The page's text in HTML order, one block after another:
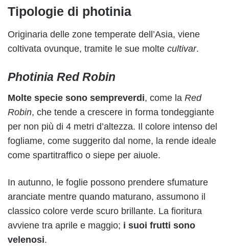
Tipologie di photinia
Originaria delle zone temperate dell’Asia, viene
coltivata ovunque, tramite le sue molte cultivar.
Photinia Red Robin
Molte specie sono sempreverdi, come la Red
Robin, che tende a crescere in forma tondeggiante
per non più di 4 metri d’altezza. Il colore intenso del
fogliame, come suggerito dal nome, la rende ideale
come spartitraffico o siepe per aiuole.
In autunno, le foglie possono prendere sfumature
aranciate mentre quando maturano, assumono il
classico colore verde scuro brillante. La fioritura
avviene tra aprile e maggio; i suoi frutti sono
velenosi.